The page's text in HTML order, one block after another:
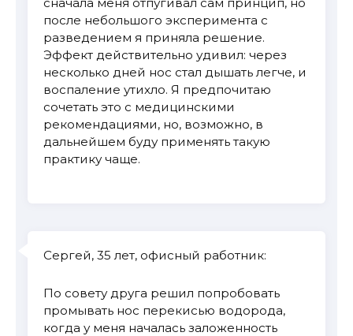
после небольшого эксперимента с
разведением я приняла решение.
Эффект действительно удивил: через
несколько дней нос стал дышать легче, и
воспаление утихло. Я предпочитаю
сочетать это с медицинскими
рекомендациями, но, возможно, в
дальнейшем буду применять такую
практику чаще.
Сергей, 35 лет, офисный работник:
По совету друга решил попробовать
промывать нос перекисью водорода,
когда у меня началась заложенность